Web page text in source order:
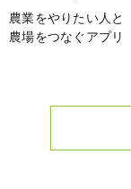
農業をやりたい人と
農場をつなぐアプリ